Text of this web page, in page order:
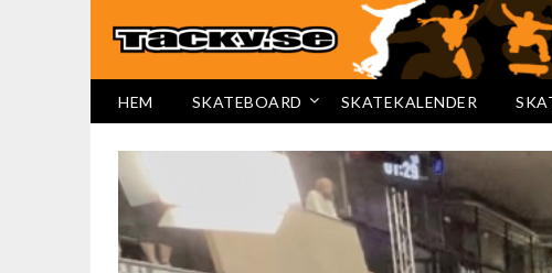
HEM SKATEBOARD SKATEKALENDER